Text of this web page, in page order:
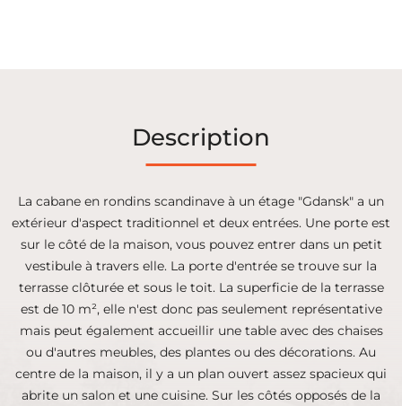
Description
La cabane en rondins scandinave à un étage "Gdansk" a un
extérieur d'aspect traditionnel et deux entrées. Une porte est
sur le côté de la maison, vous pouvez entrer dans un petit
vestibule à travers elle. La porte d'entrée se trouve sur la
terrasse clôturée et sous le toit. La superficie de la terrasse
est de 10 m², elle n'est donc pas seulement représentative
mais peut également accueillir une table avec des chaises
ou d'autres meubles, des plantes ou des décorations. Au
centre de la maison, il y a un plan ouvert assez spacieux qui
abrite un salon et une cuisine. Sur les côtés opposés de la